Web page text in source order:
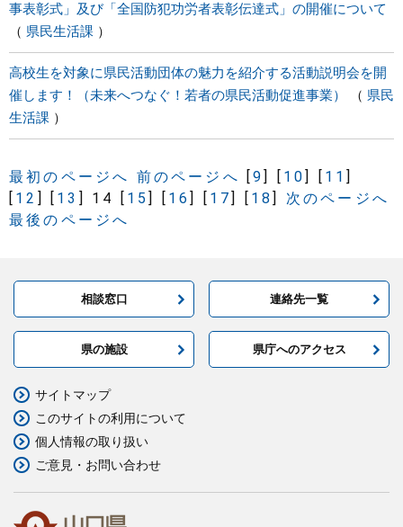
事表彰式」及び「全国防犯功労者表彰伝達式」の開催について
県民生活課
高校生を対象に県民活動団体の魅力を紹介する活動説明会を開
催します！（未来へつなぐ！若者の県民活動促進事業）
県民
生活課
最初のページへ 前のページへ [9] [ 10] [ 11]
[ 12 ] [ 13 ] 14 [ 15] [ 16] [ 17] [ 18]
次のページへ
最後のページへ
相談窓口 連絡先一覧
県の施設 県庁へのアクセス
サイトマップ
このサイトの利用について
個人情報の取り扱い
ご意見・お問い合わせ